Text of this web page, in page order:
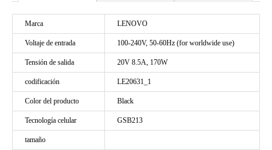
Marca LENOVO
Voltaje de entrada 100-240V, 50-60Hz (for worldwide use)
Tensión de salida 20V 8.5A, 170W
codificación LE20631_1
Color del producto Black
Tecnología celular GSB213
tamaño